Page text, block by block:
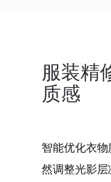
服装精
质感
智能优化衣
然调整光影